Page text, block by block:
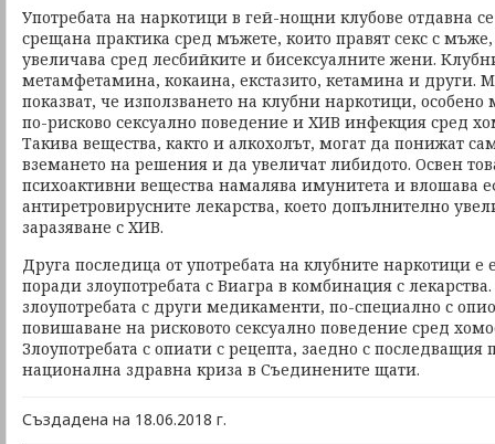
Употребата на наркотици в гей-нощни клубове отдавна
срещана практика сред мъжете, които правят секс с
увеличава сред лесбийките и бисексуалните жени.
метамфетамина, кокаина, екстазито, кетамина и други.
показват, че използването на клубни наркотици,
по-рисково сексуално поведение и ХИВ инфекция сред
Такива вещества, както и алкохолът, могат да понижат
вземането на решения и да увеличат либидото. Освен
психоактивни вещества намалява имунитета и влошава
антиретровирусните лекарства, което допълнително
заразяване с ХИВ.
Друга последица от употребата на клубните наркотици
поради злоупотребата с Виагра в комбинация с
злоупотребата с други медикаменти, по-специално с
повишаване на рисковото сексуално поведение сред
Злоупотребата с опиати с рецепта, заедно с
национална здравна криза в Съединените щати.
Създадена на 18.06.2018 г.